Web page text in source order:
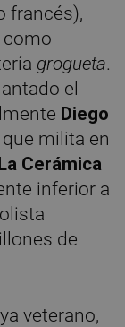
francés),
como
grogueta.
el
Diego
milita en
Cerámica
inferior a
de
veterano,